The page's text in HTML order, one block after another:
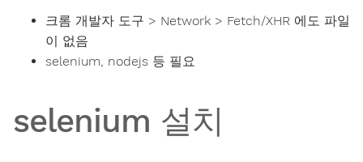
크롬 개발자 도구 > Network > Fetch/XHR 에도 파일
이 없음
selenium, nodejs 등 필요
selenium 설치